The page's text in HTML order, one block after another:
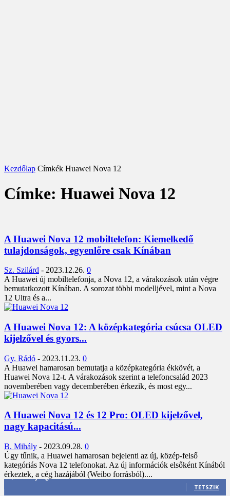
Kezdőlap Címkék Huawei Nova 12
Címke: Huawei Nova 12
A Huawei Nova 12 mobiltelefon: Kiemelkedő
tulajdonságok, egyenlőre csak Kínában
Sz. Szilárd - 2023.12.26. 0
A Huawei új mobiltelefonja, a Nova 12, a várakozások után végre
bemutatkozott Kínában. A sorozat többi modelljével, mint a Nova
12 Ultra és a...
A Huawei Nova 12: A középkategória csúcsa OLED
kijelzővel és gyors...
Gy. Rádó - 2023.11.23. 0
A Huawei hamarosan bemutatja a középkategória ékkövét, a
Huawei Nova 12-t. A várakozások szerint a telefoncsalád 2023
novemberében vagy decemberében érkezik, és most egy...
A Huawei Nova 12 és 12 Pro: OLED kijelzővel,
nagy kapacitású...
B. Mihály - 2023.09.28. 0
Úgy tűnik, a Huawei hamarosan bejelenti az új, közép-felső
kategóriás Nova 12 telefonokat. Az új információk elsőként Kínából
érkeztek, a cég hazájából (Weibo forrásból)....
3,452 Rajongók
TETSZIK